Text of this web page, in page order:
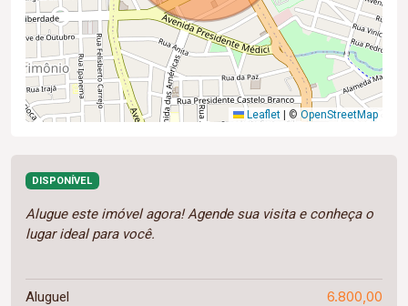
Leaflet | © OpenStreetMap
DISPONÍVEL
Alugue este imóvel agora! Agende sua visita e conheça o
lugar ideal para você.
Aluguel 6.800,00